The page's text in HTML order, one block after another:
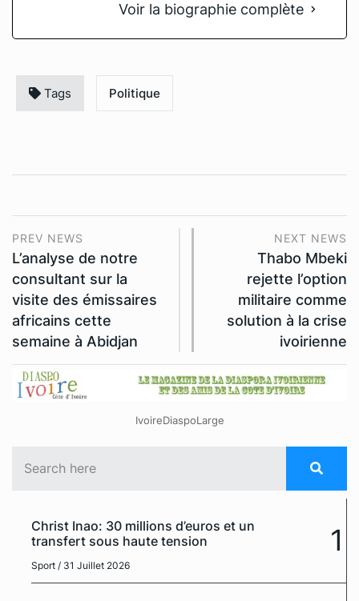
Voir la biographie complète
Tags Politique
PREV NEWS
L’analyse de notre
consultant sur la
visite des émissaires
africains cette
semaine à Abidjan
NEXT NEWS
Thabo Mbeki
rejette l’option
militaire comme
solution à la crise
ivoirienne
IvoireDiaspoLarge
Christ Inao: 30 millions d’euros et un
transfert sous haute tension
Sport / 31 Juillet 2026
1